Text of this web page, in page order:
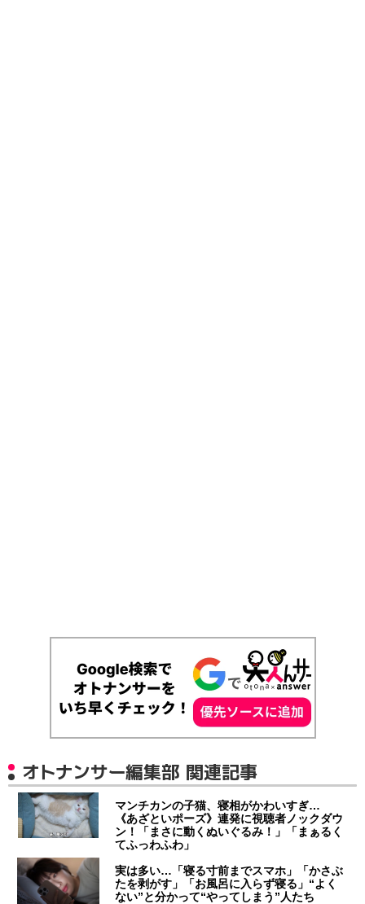
オトナンサー編集部 関連記事
マンチカンの子猫、寝相がかわいすぎ…
《あざといポーズ》連発に視聴者ノックダウ
ン！「まさに動くぬいぐるみ！」「まぁるく
てふっわふわ」
実は多い…「寝る寸前までスマホ」「かさぶ
たを剥がす」「お風呂に入らず寝る」“よく
ない”と分かって“やってしまう”人たち